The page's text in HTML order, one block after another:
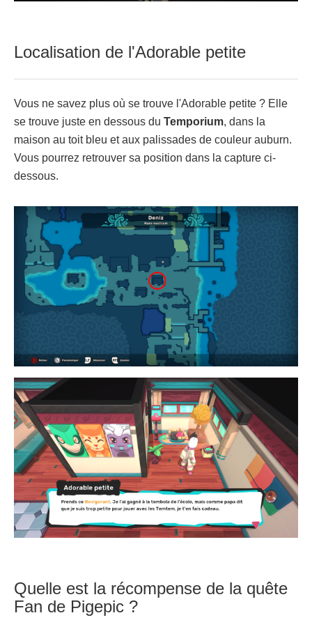
Localisation de l'Adorable petite
Vous ne savez plus où se trouve l'Adorable petite ? Elle
se trouve juste en dessous du Temporium, dans la
maison au toit bleu et aux palissades de couleur auburn.
Vous pourrez retrouver sa position dans la capture ci-
dessous.
Quelle est la récompense de la quête
Fan de Pigepic ?